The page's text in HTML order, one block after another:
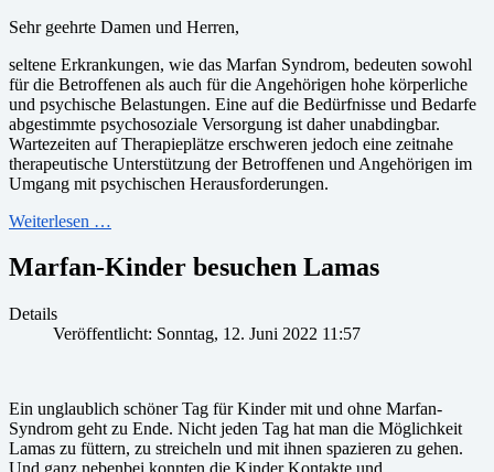
Sehr geehrte Damen und Herren,
seltene Erkrankungen, wie das Marfan Syndrom, bedeuten sowohl
für die Betroffenen als auch für die Angehörigen hohe körperliche
und psychische Belastungen. Eine auf die Bedürfnisse und Bedarfe
abgestimmte psychosoziale Versorgung ist daher unabdingbar.
Wartezeiten auf Therapieplätze erschweren jedoch eine zeitnahe
therapeutische Unterstützung der Betroffenen und Angehörigen im
Umgang mit psychischen Herausforderungen.
Weiterlesen …
Marfan-Kinder besuchen Lamas
Details
Veröffentlicht: Sonntag, 12. Juni 2022 11:57
Ein unglaublich schöner Tag für Kinder mit und ohne Marfan-
Syndrom geht zu Ende. Nicht jeden Tag hat man die Möglichkeit
Lamas zu füttern, zu streicheln und mit ihnen spazieren zu gehen.